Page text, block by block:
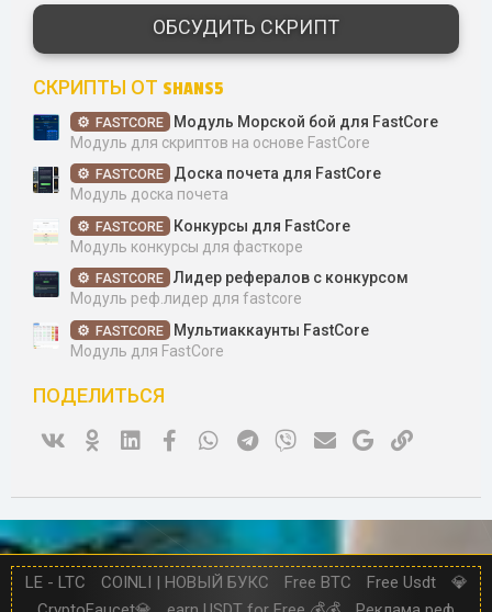
з
в
ОБСУДИТЬ СКРИПТ
СКРИПТЫ ОТ SHANS5
FASTCORE
Модуль Морской бой для FastCore
Модуль для скриптов на основе FastCore
FASTCORE
Доска почета для FastCore
Модуль доска почета
FASTCORE
Конкурсы для FastCore
Модуль конкурсы для фасткоре
FASTCORE Лидер рефералов с конкурсом
Модуль реф.лидер для fastcore
FASTCORE
Мультиаккаунты FastCore
Модуль для FastCore
ПОДЕЛИТЬСЯ
Ok Linked InFacebookWhatsAppTelegram
Viber Электронная почта
Google
LE - LTC COINLI | НОВЫЙ БУКС Free BTC Free Usdt
💎